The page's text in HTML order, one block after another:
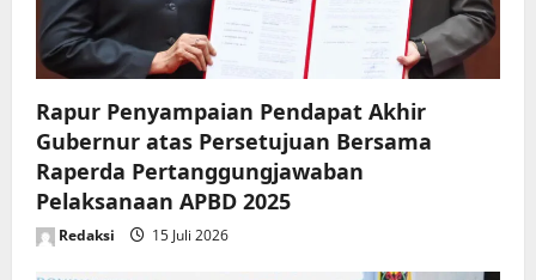
o
n
Rapur Penyampaian Pendapat Akhir
Gubernur atas Persetujuan Bersama
Raperda Pertanggungjawaban
Pelaksanaan APBD 2025
Redaksi 15 Juli 2026